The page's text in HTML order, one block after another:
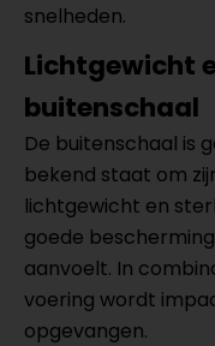
snelheden.
Lichtgewicht
buitenschaal
De buitenschaal is
bekend staat om
lichtgewicht en
goede
aanvoelt. In
voering wordt
opgevangen.